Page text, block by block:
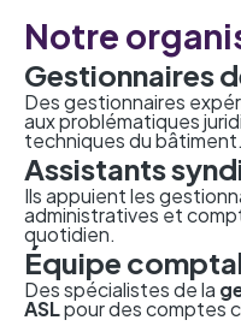
Notre
Gestionnaires
Des gestionnaires
aux problématiques
techniques du bâtiment.
Assistants
Ils appuient les
administratives et
quotidien.
Équipe
Des spécialistes de la
ASLpour des comptes